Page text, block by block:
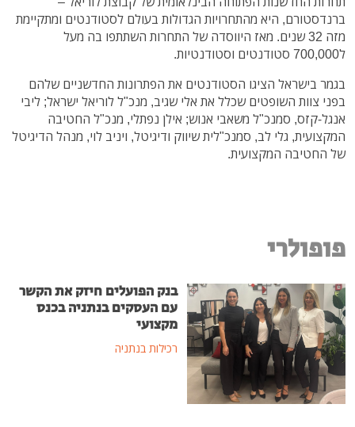
ברנדסטורם, היא מהתחרויות הגדולות בעולם לסטודנטים ומתקיימת
מזה 32 שנים. מאז היווסדה של התחרות השתתפו בה מעל
ל700,000 סטודנטים וסטודנטיות.
בגמר בישראל הציגו הסטודנטים את הפתרונות החדשניים שלהם
בפני צוות השופטים שכלל את אלי שגיב, מנכ"ל לוריאל ישראל; ליבי
אנגל-קזס, סמנכ"ל משאבי אנוש; אילן נפתלי, מנכ"ל החטיבה
המקצועית, גלי לב, סמנכ"לית שיווק ודיגיטל, ויניב לוי, מנהל הדיגיטל
של החטיבה המקצועית.
פופולרי
בנק הפועלים חיזק את הקשר
עם העסקים בנתניה בכנס
מקצועי
רכילות בנתניה